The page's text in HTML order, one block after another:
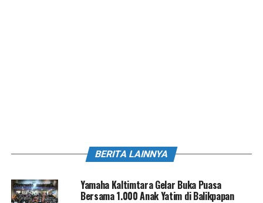
BERITA LAINNYA
Yamaha Kaltimtara Gelar Buka Puasa
Bersama 1.000 Anak Yatim di Balikpapan